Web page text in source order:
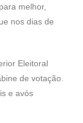
melhor,
nos dias de
Eleitoral
de votação.
e avós